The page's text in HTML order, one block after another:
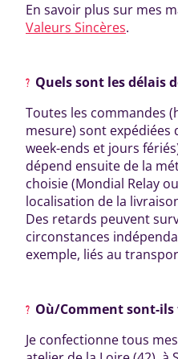
En savoir plus sur mes
Valeurs Sincères.
Quels sont les délais
Toutes les commandes
mesure) sont expédiées
week-ends et jours
dépend ensuite de la
choisie (Mondial Relay
localisation de la
Des retards peuvent
circonstances
exemple, liés au
Où/Comment sont-ils
Je confectionne tous